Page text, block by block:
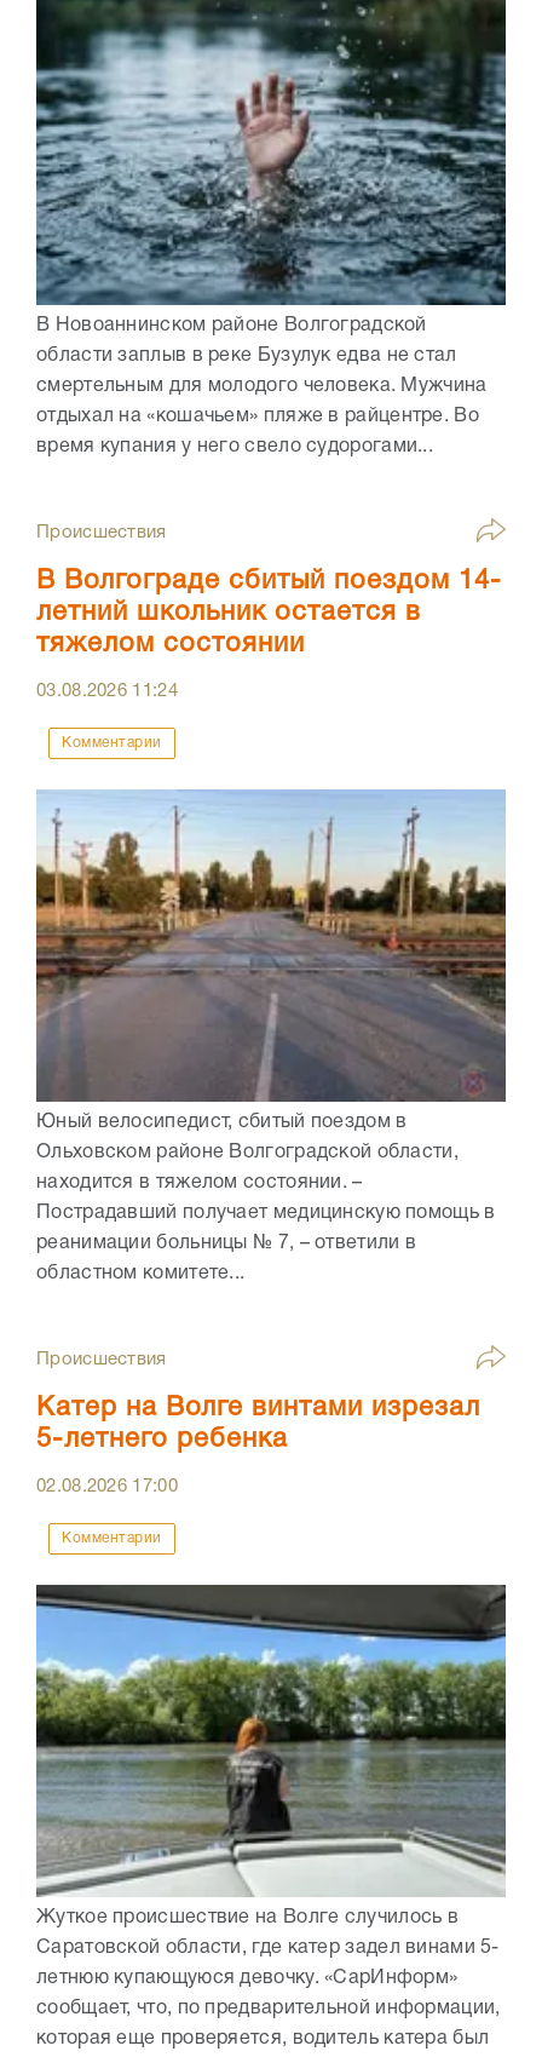
В Новоаннинском районе Волгоградской
области заплыв в реке Бузулук едва не стал
смертельным для молодого человека. Мужчина
отдыхал на «кошачьем» пляже в райцентре. Во
время купания у него свело судорогами...
Происшествия
В Волгограде сбитый поездом 14-
летний школьник остается в
тяжелом состоянии
03.08.2026 11:24
Комментарии
Юный велосипедист, сбитый поездом в
Ольховском районе Волгоградской области,
находится в тяжелом состоянии. –
Пострадавший получает медицинскую помощь в
реанимации больницы № 7, – ответили в
областном комитете...
Происшествия
Катер на Волге винтами изрезал
5-летнего ребенка
02.08.2026 17:00
Комментарии
Жуткое происшествие на Волге случилось в
Саратовской области, где катер задел винами 5-
летнюю купающуюся девочку. «СарИнформ»
сообщает, что, по предварительной информации,
которая еще проверяется, водитель катера был